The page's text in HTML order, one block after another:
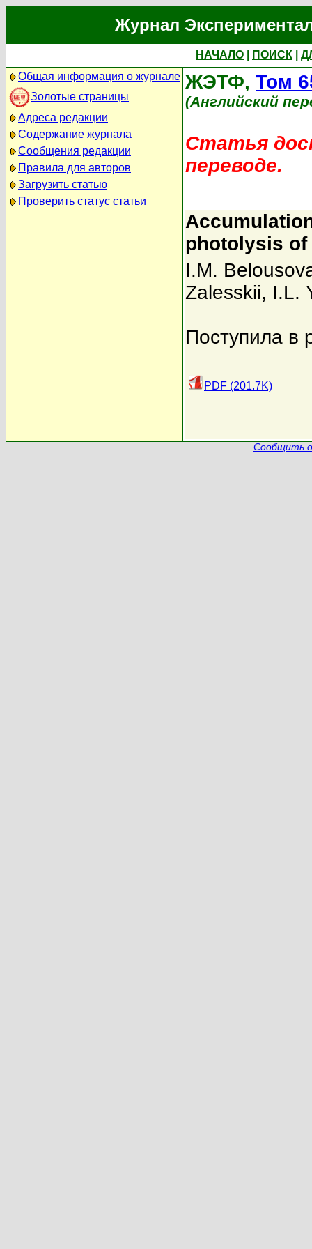
Журнал
НАЧАЛО ПОИСК
Общая информация о журнале
Золотые страницы
Адреса редакции
Содержание журнала
Сообщения редакции
Правила для авторов
Загрузить статью
Проверить статус статьи
ЖЭТФ, Том
(Английский
Статья
переводе.
photolysis of
I.M.
Zalesskii, I.L.
Поступила в
PDF (201.7K)
Сообщить о